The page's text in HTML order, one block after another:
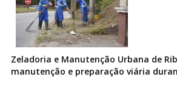
Zeladoria e Manutenção Urbana de
manutenção e preparação viária